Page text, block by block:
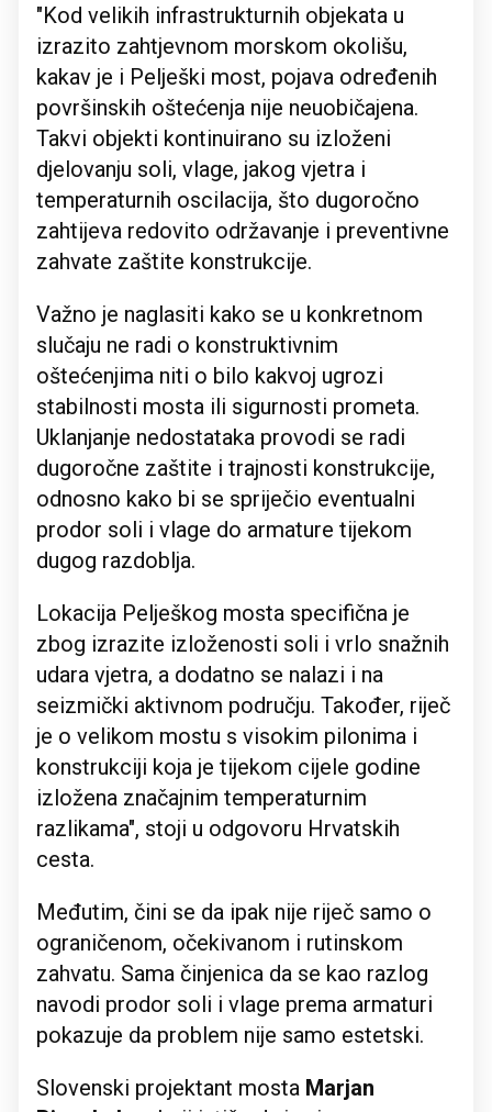
"Kod velikih infrastrukturnih objekata u
izrazito zahtjevnom morskom okolišu,
kakav je i Pelješki most, pojava određenih
površinskih oštećenja nije neuobičajena.
Takvi objekti kontinuirano su izloženi
djelovanju soli, vlage, jakog vjetra i
temperaturnih oscilacija, što dugoročno
zahtijeva redovito održavanje i preventivne
zahvate zaštite konstrukcije.
Važno je naglasiti kako se u konkretnom
slučaju ne radi o konstruktivnim
oštećenjima niti o bilo kakvoj ugrozi
stabilnosti mosta ili sigurnosti prometa.
Uklanjanje nedostataka provodi se radi
dugoročne zaštite i trajnosti konstrukcije,
odnosno kako bi se spriječio eventualni
prodor soli i vlage do armature tijekom
dugog razdoblja.
Lokacija Pelješkog mosta specifična je
zbog izrazite izloženosti soli i vrlo snažnih
udara vjetra, a dodatno se nalazi i na
seizmički aktivnom području. Također, riječ
je o velikom mostu s visokim pilonima i
konstrukciji koja je tijekom cijele godine
izložena značajnim temperaturnim
razlikama", stoji u odgovoru Hrvatskih
cesta.
Međutim, čini se da ipak nije riječ samo o
ograničenom, očekivanom i rutinskom
zahvatu. Sama činjenica da se kao razlog
navodi prodor soli i vlage prema armaturi
pokazuje da problem nije samo estetski.
Slovenski projektant mosta Marjan